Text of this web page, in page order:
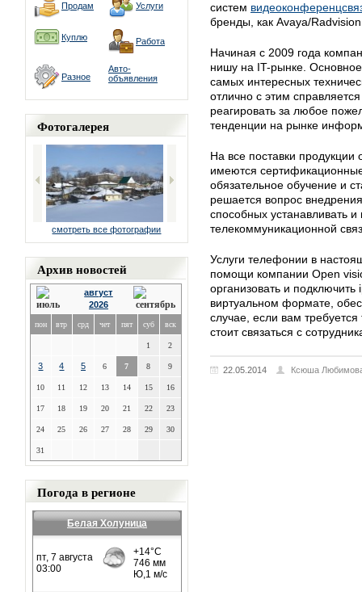
Продам Услуги
Куплю Работа
Разное
Авто-
объявления
Фотогалерея
смотреть все фотографии
Архив новостей
август
2026
пон втр срд чет пят суб вск
1 2
3 4 5 6 7 8 9
10 11 12 13 14 15 16
17 18 19 20 21 22 23
24 25 26 27 28 29 30
31
Погода в регионе
Белая Холуница
систем
бренды, как Avaya/
Начиная с 2009 года
нишу на IT-рынке.
самых интересных
отлично с этим
реагировать за любое
тенденции на рынке
На все поставки
имеются
обязательное обучение и
решается вопрос
способных устанавливать
телекоммуникационной
Услуги телефонии в
помощи компании Open
организовать и
виртуальном формате,
случае, если вам
стоит связаться с
22.05.2014 Ксюша